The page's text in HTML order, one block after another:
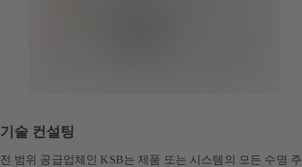
기술 컨설팅
전 범위 공급업체인 KSB는 제품 또는 시스템의 모든 수명 주